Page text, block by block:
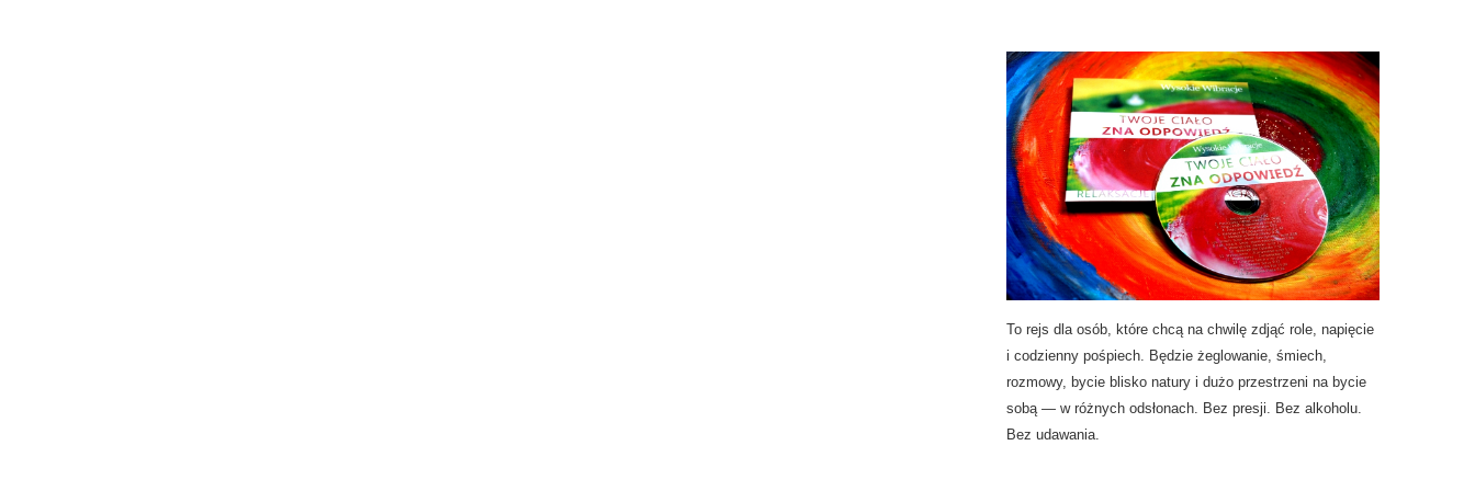
To rejs dla osób, które chcą na chwilę zdjąć role, napięcie
i codzienny pośpiech. Będzie żeglowanie, śmiech,
rozmowy, bycie blisko natury i dużo przestrzeni na bycie
sobą — w różnych odsłonach. Bez presji. Bez alkoholu.
Bez udawania.